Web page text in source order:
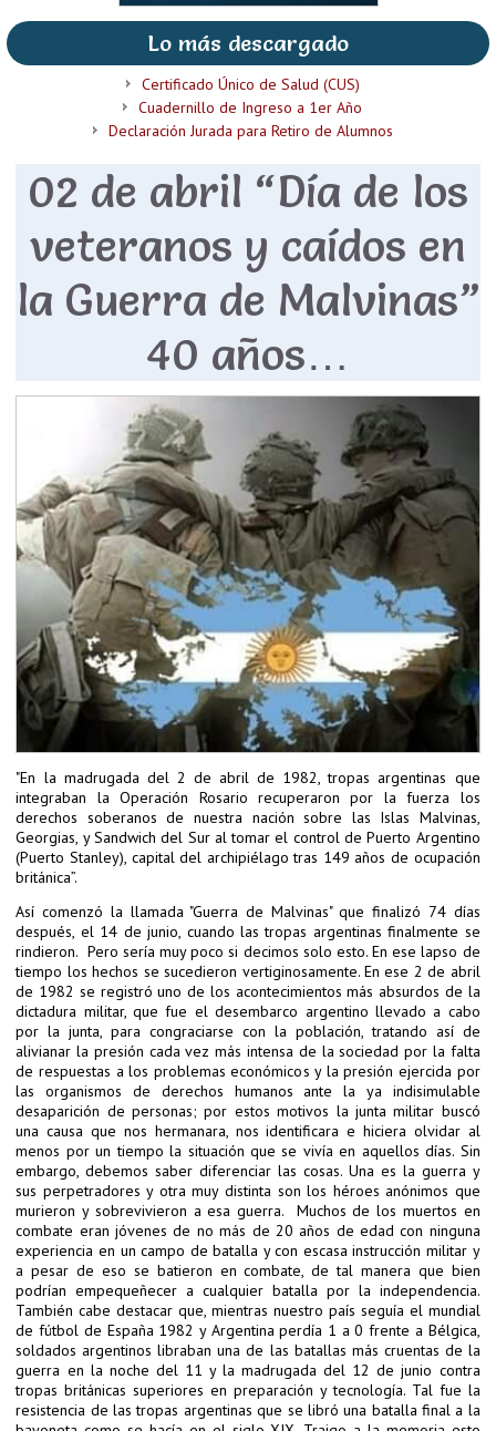
Lo más descargado
Certificado Único de Salud (CUS)
Cuadernillo de Ingreso a 1er Año
Declaración Jurada para Retiro de Alumnos
02 de abril “Día de los
veteranos y caídos en
la Guerra de Malvinas”
40 años…
"En la madrugada del 2 de abril de 1982, tropas argentinas que
integraban la Operación Rosario recuperaron por la fuerza los
derechos soberanos de nuestra nación sobre las Islas Malvinas,
Georgias, y Sandwich del Sur al tomar el control de Puerto Argentino
(Puerto Stanley), capital del archipiélago tras 149 años de ocupación
británica”.
Así comenzó la llamada "Guerra de Malvinas" que finalizó 74 días
después, el 14 de junio, cuando las tropas argentinas finalmente se
rindieron. Pero sería muy poco si decimos solo esto. En ese lapso de
tiempo los hechos se sucedieron vertiginosamente. En ese 2 de abril
de 1982 se registró uno de los acontecimientos más absurdos de la
dictadura militar, que fue el desembarco argentino llevado a cabo
por la junta, para congraciarse con la población, tratando así de
alivianar la presión cada vez más intensa de la sociedad por la falta
de respuestas a los problemas económicos y la presión ejercida por
las organismos de derechos humanos ante la ya indisimulable
desaparición de personas; por estos motivos la junta militar buscó
una causa que nos hermanara, nos identificara e hiciera olvidar al
menos por un tiempo la situación que se vivía en aquellos días. Sin
embargo, debemos saber diferenciar las cosas. Una es la guerra y
sus perpetradores y otra muy distinta son los héroes anónimos que
murieron y sobrevivieron a esa guerra. Muchos de los muertos en
combate eran jóvenes de no más de 20 años de edad con ninguna
experiencia en un campo de batalla y con escasa instrucción militar y
a pesar de eso se batieron en combate, de tal manera que bien
podrían empequeñecer a cualquier batalla por la independencia.
También cabe destacar que, mientras nuestro país seguía el mundial
de fútbol de España 1982 y Argentina perdía 1 a 0 frente a Bélgica,
soldados argentinos libraban una de las batallas más cruentas de la
guerra en la noche del 11 y la madrugada del 12 de junio contra
tropas británicas superiores en preparación y tecnología. Tal fue la
resistencia de las tropas argentinas que se libró una batalla final a la